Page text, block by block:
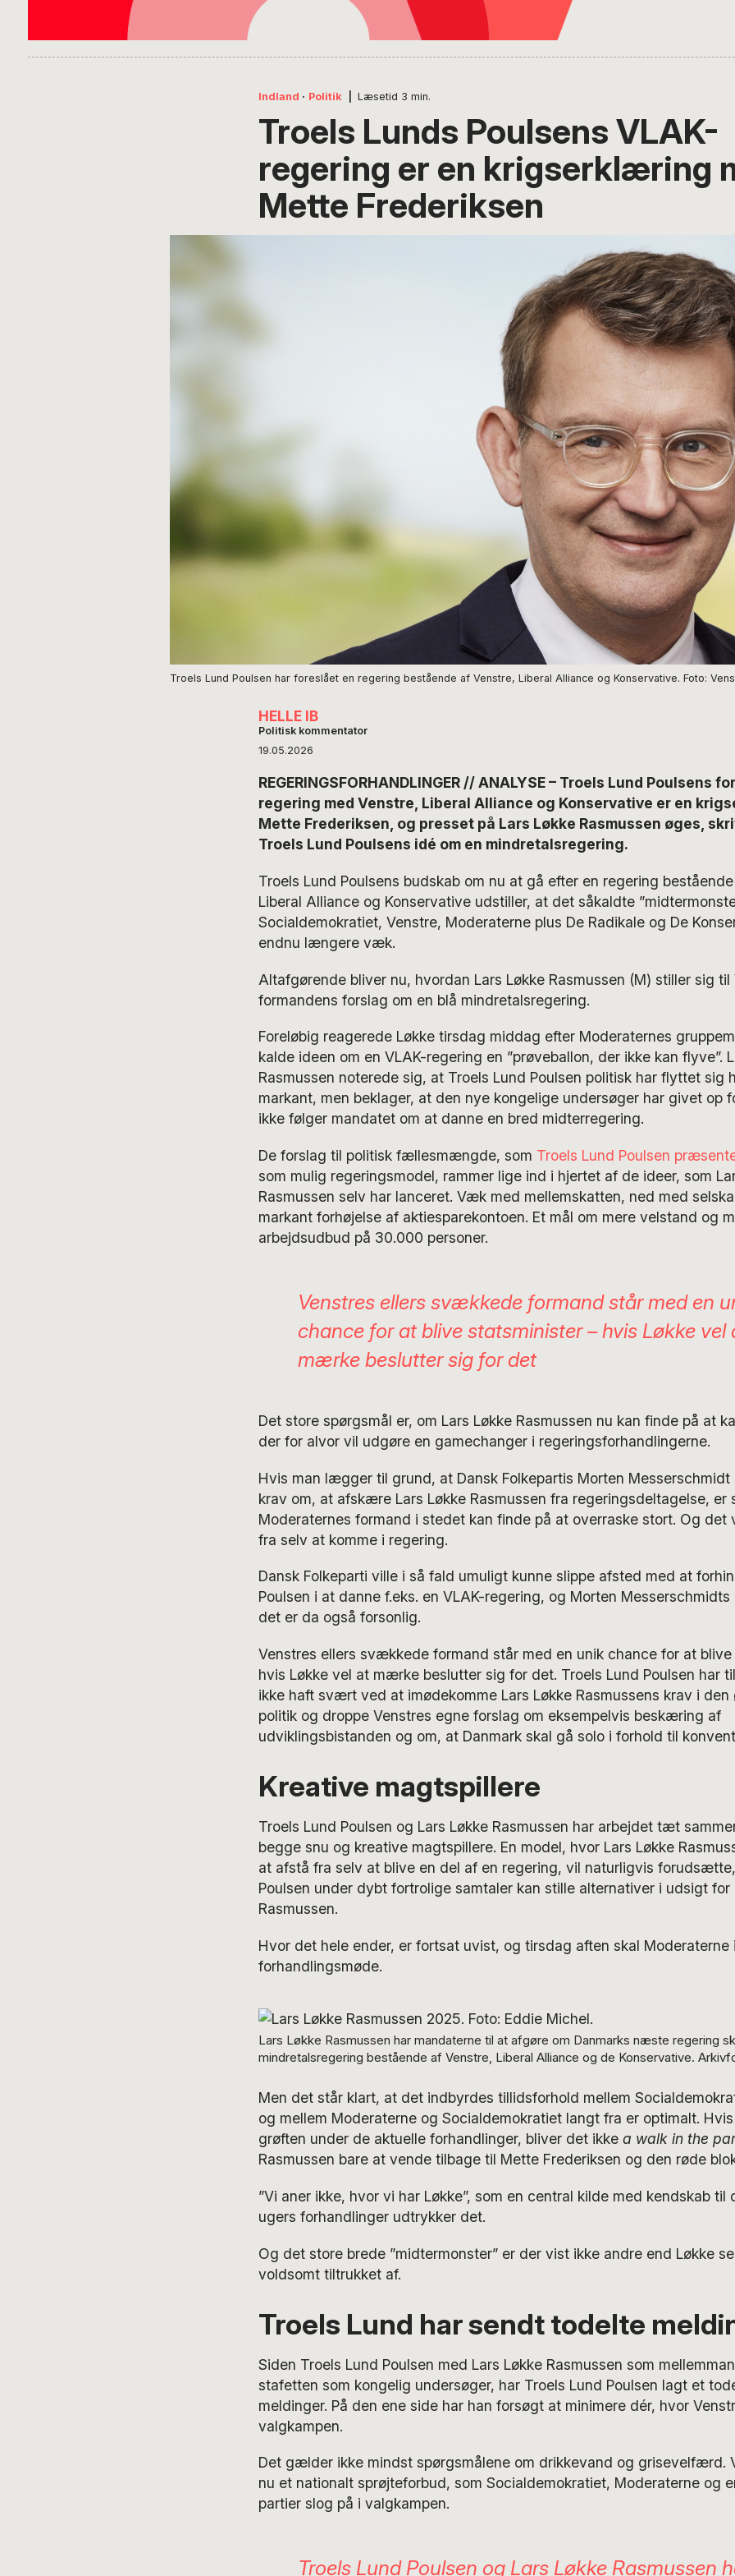
Indland · Politik Læsetid 3 min.
Troels Lunds Poulsens VLAK-
regering er en krigserklæring
Mette Frederiksen
Troels Lund Poulsen har foreslået en regering bestående af Venstre, Liberal Alliance og Konservative. Foto:
HELLE IB
Politisk kommentator
19.05.2026
REGERINGSFORHANDLINGER // ANALYSE – Troels Lund Poulsens
regering med Venstre, Liberal Alliance og Konservative er en
Mette Frederiksen, og presset på Lars Løkke Rasmussen øges,
Troels Lund Poulsens idé om en mindretalsregering.
Troels Lund Poulsens budskab om nu at gå efter en regering
Liberal Alliance og Konservative udstiller, at det såkaldte
Socialdemokratiet, Venstre, Moderaterne plus De Radikale og De
endnu længere væk.
Altafgørende bliver nu, hvordan Lars Løkke Rasmussen (M) stiller sig til
formandens forslag om en blå mindretalsregering.
Foreløbig reagerede Løkke tirsdag middag efter Moderaternes
kalde ideen om en VLAK-regering en ”prøveballon, der ikke kan flyve”.
Rasmussen noterede sig, at Troels Lund Poulsen politisk har flyttet sig
markant, men beklager, at den nye kongelige undersøger har givet op
ikke følger mandatet om at danne en bred midterregering.
De forslag til politisk fællesmængde, som Troels Lund Poulsen
som mulig regeringsmodel, rammer lige ind i hjertet af de ideer, som
Rasmussen selv har lanceret. Væk med mellemskatten, ned med
markant forhøjelse af aktiesparekontoen. Et mål om mere velstand og
arbejdsudbud på 30.000 personer.
Venstres ellers svækkede formand står med en
chance for at blive statsminister – hvis Løkke vel
mærke beslutter sig for det
Det store spørgsmål er, om Lars Løkke Rasmussen nu kan finde på at
der for alvor vil udgøre en gamechanger i regeringsforhandlingerne.
Hvis man lægger til grund, at Dansk Folkepartis Morten
krav om, at afskære Lars Løkke Rasmussen fra regeringsdeltagelse, er
Moderaternes formand i stedet kan finde på at overraske stort. Og det
fra selv at komme i regering.
Dansk Folkeparti ville i så fald umuligt kunne slippe afsted med at
Poulsen i at danne f.eks. en VLAK-regering, og Morten
det er da også forsonlig.
Venstres ellers svækkede formand står med en unik chance for at
hvis Løkke vel at mærke beslutter sig for det. Troels Lund Poulsen har
ikke haft svært ved at imødekomme Lars Løkke Rasmussens krav i den
politik og droppe Venstres egne forslag om eksempelvis beskæring af
udviklingsbistanden og om, at Danmark skal gå solo i forhold til
Kreative magtspillere
Troels Lund Poulsen og Lars Løkke Rasmussen har arbejdet tæt
begge snu og kreative magtspillere. En model, hvor Lars Løkke
at afstå fra selv at blive en del af en regering, vil naturligvis
Poulsen under dybt fortrolige samtaler kan stille alternativer i udsigt for
Rasmussen.
Hvor det hele ender, er fortsat uvist, og tirsdag aften skal Moderaterne
forhandlingsmøde.
Lars Løkke Rasmussen har mandaterne til at afgøre om Danmarks næste regering
mindretalsregering bestående af Venstre, Liberal Alliance og de Konservative.
Men det står klart, at det indbyrdes tillidsforhold mellem
og mellem Moderaterne og Socialdemokratiet langt fra er optimalt.
grøften under de aktuelle forhandlinger, bliver det ikke a walk in the
Rasmussen bare at vende tilbage til Mette Frederiksen og den røde
”Vi aner ikke, hvor vi har Løkke”, som en central kilde med kendskab til
ugers forhandlinger udtrykker det.
Og det store brede ”midtermonster” er der vist ikke andre end Løkke
voldsomt tiltrukket af.
Troels Lund har sendt todelte
Siden Troels Lund Poulsen med Lars Løkke Rasmussen som
stafetten som kongelig undersøger, har Troels Lund Poulsen lagt et
meldinger. På den ene side har han forsøgt at minimere dér, hvor
valgkampen.
Det gælder ikke mindst spørgsmålene om drikkevand og grisevelfærd.
nu et nationalt sprøjteforbud, som Socialdemokratiet, Moderaterne og
partier slog på i valgkampen.
Troels Lund Poulsen og Lars Løkke Rasmussen